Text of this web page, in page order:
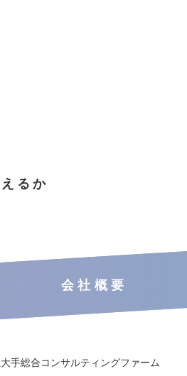
るか
会社概要
手総合コンサルティングファーム